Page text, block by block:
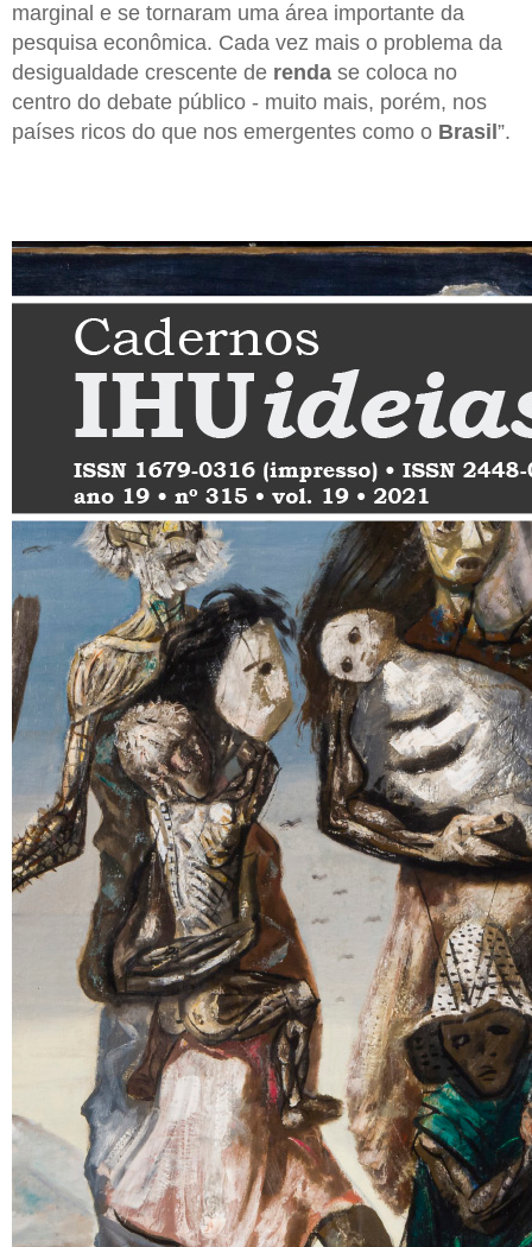
marginal e se tornaram uma área importante da
pesquisa econômica. Cada vez mais o problema da
desigualdade crescente de renda se coloca no
centro do debate público - muito mais, porém, nos
países ricos do que nos emergentes como o Brasil ”.